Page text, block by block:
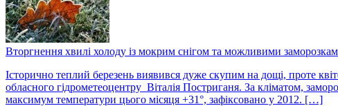
Вторгнення хвилі холоду із мокрим снігом та можливими
Історично теплий березень виявився дуже скупим на дощі, проте
обласного гідрометеоцентру Віталія Постриганя. За кліматом,
максимум температури цього місяця +31°, зафіксовано у 2012. […]